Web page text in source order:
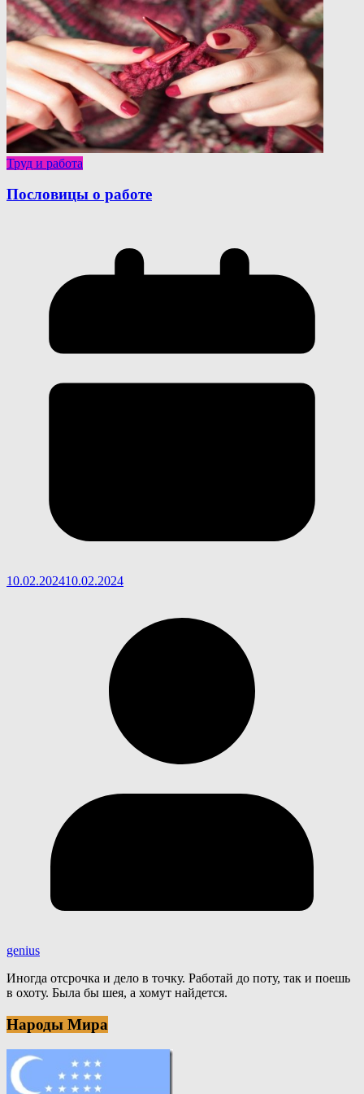
Труд и работа
Пословицы о работе
10.02.202410.02.2024
genius
Иногда отсрочка и дело в точку. Работай до поту, так и поешь
в охоту. Была бы шея, а хомут найдется.
Народы Мира